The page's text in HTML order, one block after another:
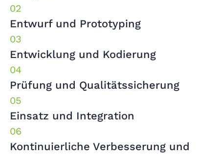
Entwurf und Prototyping
Entwicklung und Kodierung
Prüfung und Qualitätssicherung
Einsatz und Integration
Kontinuierliche Verbesserung und